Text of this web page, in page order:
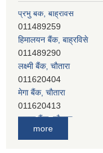
हिमालयन बैंक, बाह्रविसे
011489290
लक्ष्मी बैंक, चाैतारा
011620404
मेगा बैंक, चाैतारा
011620413
जनता बैंक, चाैतारा
011620406
more